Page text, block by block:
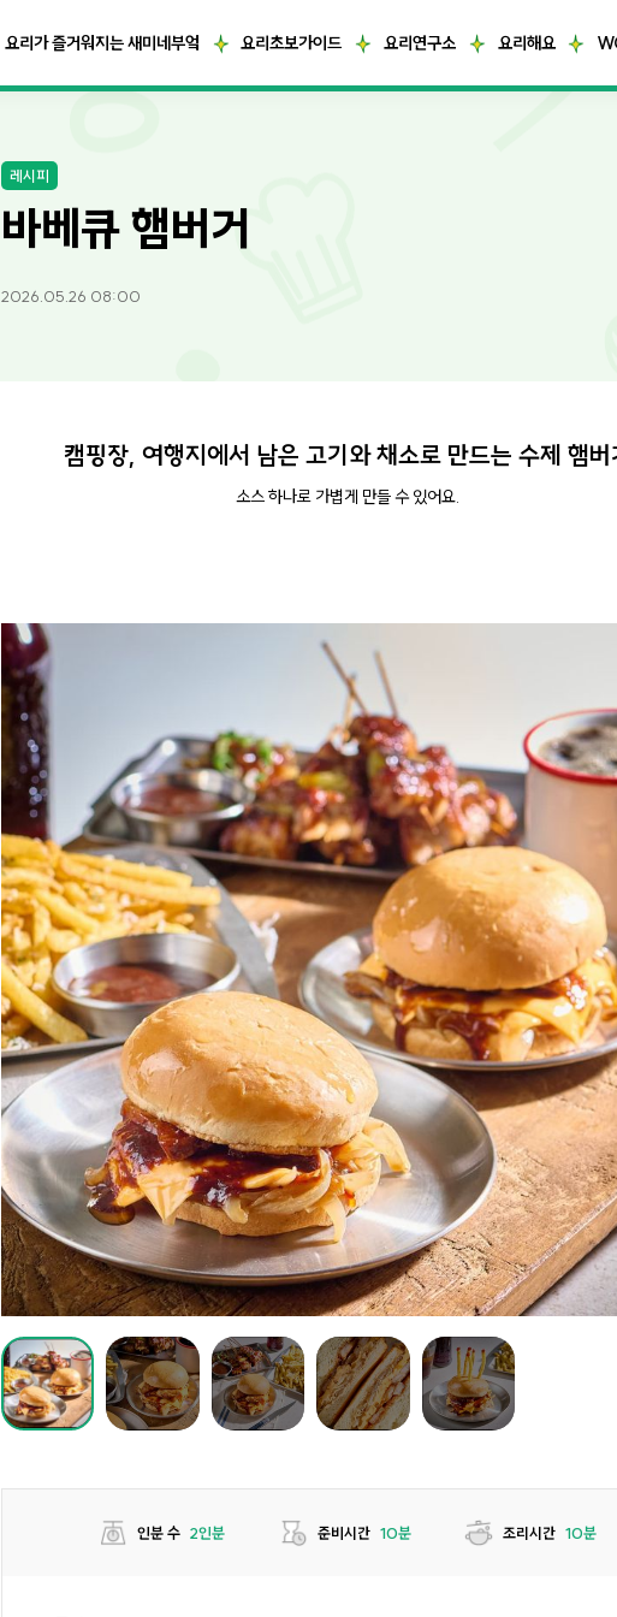
요리가 즐거워지는 새미네부엌 요리초보가이드 요리연구소 요리해요
레시피
바베큐 햄버거
2026.05.26 08:00
캠핑장, 여행지에서 남은 고기와 채소로 만드는 수제 햄버
소스 하나로 가볍게 만들 수 있어요.
인분 수 2인분 준비시간 10분 조리시간 10분